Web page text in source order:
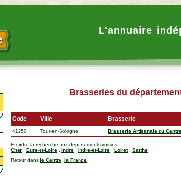
L'annuaire
Brasseries du
Code Ville Brasserie
41250 Tour-en-Sologne Brasserie Artisanale du Centre
Etendre la recherche aux départements voisins :
Cher
Eure-et-Loire Indre Indre-et-Loire Loiret, Sarthe
Retour dans le Centre la France